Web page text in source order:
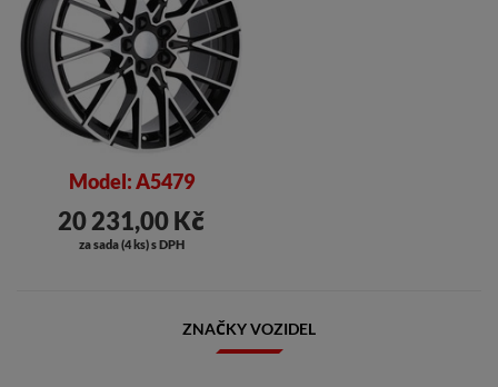
Model: A5479
20 231,00 Kč
za sada (4 ks) s DPH
ZNAČKY VOZIDEL